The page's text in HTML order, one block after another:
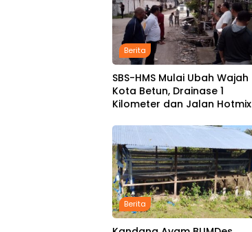
Berita
SBS-HMS Mulai Ubah Wajah
Kota Betun, Drainase 1
Kilometer dan Jalan Hotmix
Berita